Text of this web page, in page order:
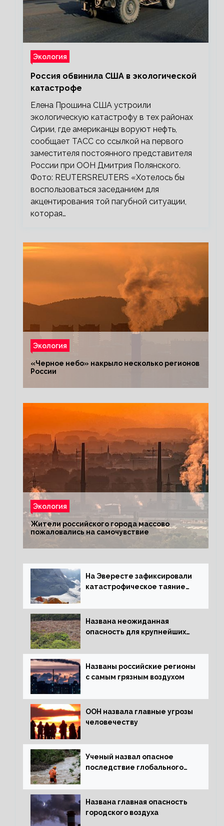
Экология
Россия обвинила США в экологической
катастрофе
Елена Прошина США устроили
экологическую катастрофу в тех районах
Сирии, где американцы воруют нефть,
сообщает ТАСС со ссылкой на первого
заместителя постоянного представителя
России при ООН Дмитрия Полянского.
Фото: REUTERSREUTERS «Хотелось бы
воспользоваться заседанием для
акцентирования той пагубной ситуации,
которая…
Экология
«Черное небо» накрыло несколько регионов
России
Экология
Жители российского города массово
пожаловались на самочувствие
На Эвересте зафиксировали
катастрофическое таяние
Названа неожиданная
опасность для крупнейших
Названы российские регионы
с самым грязным воздухом
ООН назвала главные угрозы
человечеству
Ученый назвал опасное
последствие глобального
Названа главная опасность
городского воздуха